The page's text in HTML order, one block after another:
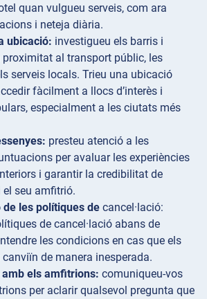
quan vulgueu serveis, com ara
i neteja diària.
ubicació: investigueu els barris i
proximitat al transport públic, les
serveis locals. Trieu una ubicació
fàcilment a llocs d’interès i
especialment a les ciutats més
presteu atenció a les
per avaluar les experiències
i garantir la credibilitat de
el seu amfitrió.
de les polítiques de cancel·lació:
de cancel·lació abans de
les condicions en cas que els
de manera inesperada.
els amfitrions: comuniqueu-vos
per aclarir qualsevol pregunta que